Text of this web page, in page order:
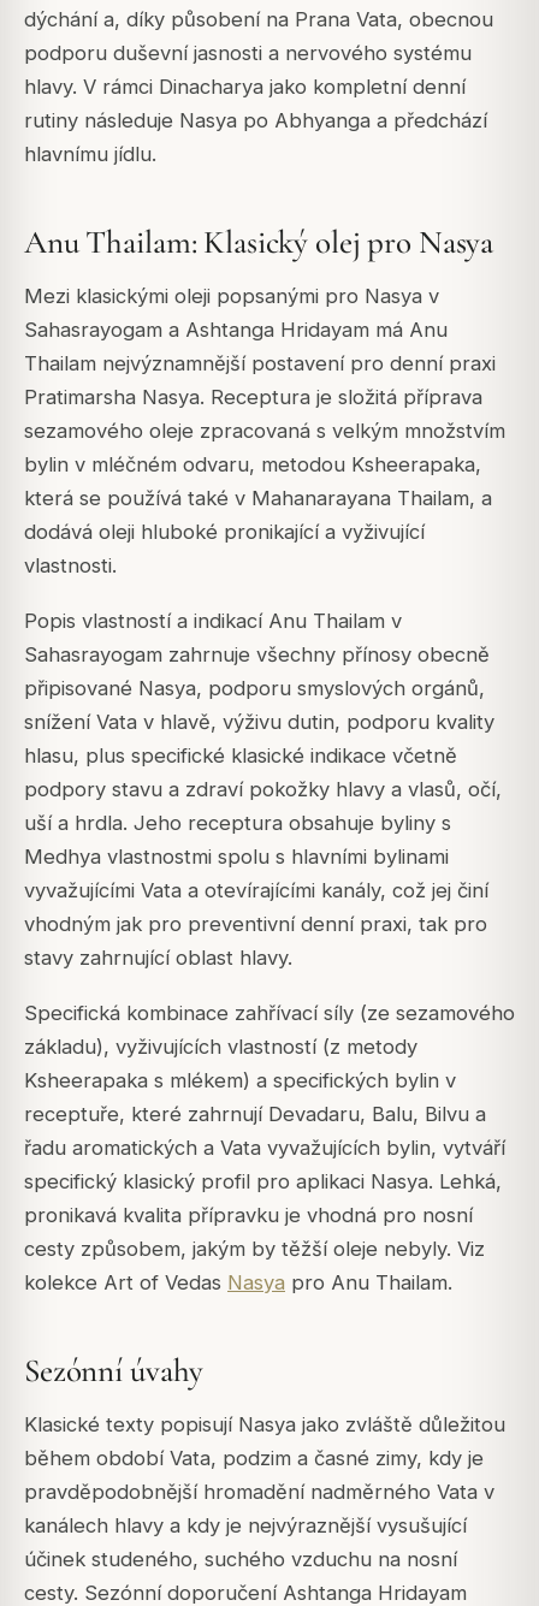
dýchání a, díky působení na Prana Vata, obecnou
podporu duševní jasnosti a nervového systému
hlavy. V rámci Dinacharya jako kompletní denní
rutiny následuje Nasya po Abhyanga a předchází
hlavnímu jídlu.
Anu Thailam: Klasický olej pro Nasya
Mezi klasickými oleji popsanými pro Nasya v
Sahasrayogam a Ashtanga Hridayam má Anu
Thailam nejvýznamnější postavení pro denní praxi
Pratimarsha Nasya. Receptura je složitá příprava
sezamového oleje zpracovaná s velkým množstvím
bylin v mléčném odvaru, metodou Ksheerapaka,
která se používá také v Mahanarayana Thailam, a
dodává oleji hluboké pronikající a vyživující
vlastnosti.
Popis vlastností a indikací Anu Thailam v
Sahasrayogam zahrnuje všechny přínosy obecně
připisované Nasya, podporu smyslových orgánů,
snížení Vata v hlavě, výživu dutin, podporu kvality
hlasu, plus specifické klasické indikace včetně
podpory stavu a zdraví pokožky hlavy a vlasů, očí,
uší a hrdla. Jeho receptura obsahuje byliny s
Medhya vlastnostmi spolu s hlavními bylinami
vyvažujícími Vata a otevírajícími kanály, což jej činí
vhodným jak pro preventivní denní praxi, tak pro
stavy zahrnující oblast hlavy.
Specifická kombinace zahřívací síly (ze sezamového
základu), vyživujících vlastností (z metody
Ksheerapaka s mlékem) a specifických bylin v
receptuře, které zahrnují Devadaru, Balu, Bilvu a
řadu aromatických a Vata vyvažujících bylin, vytváří
specifický klasický profil pro aplikaci Nasya. Lehká,
pronikavá kvalita přípravku je vhodná pro nosní
cesty způsobem, jakým by těžší oleje nebyly. Viz
kolekce Art of Vedas Nasya pro Anu Thailam.
Sezónní úvahy
Klasické texty popisují Nasya jako zvláště důležitou
během období Vata, podzim a časné zimy, kdy je
pravděpodobnější hromadění nadměrného Vata v
kanálech hlavy a kdy je nejvýraznější vysušující
účinek studeného, suchého vzduchu na nosní
cesty. Sezónní doporučení Ashtanga Hridayam